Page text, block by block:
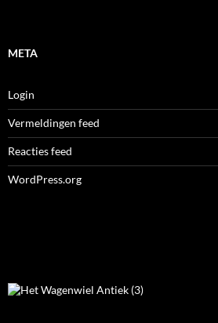
META
Login
Vermeldingen feed
Reacties feed
WordPress.org